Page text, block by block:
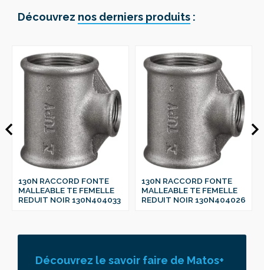
Découvrez nos derniers produits :
130N RACCORD FONTE
MALLEABLE TE FEMELLE
REDUIT NOIR 130N404026
130N RACCORD FONTE
MALLEABLE TE FEMELLE
REDUIT NOIR 130N404020
Découvrez le savoir faire de Matos+